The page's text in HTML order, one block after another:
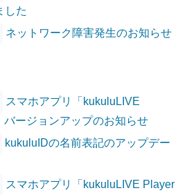
した
ネットワーク障害発生のお知らせ
スマホアプリ「kukuluLIVE
バージョンアップのお知らせ
kukuluIDの名前表記のアップデー
スマホアプリ「kukuluLIVE Player